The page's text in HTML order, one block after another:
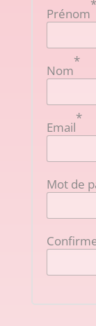
Prénom
*
Nom
*
Email
*
Mot de